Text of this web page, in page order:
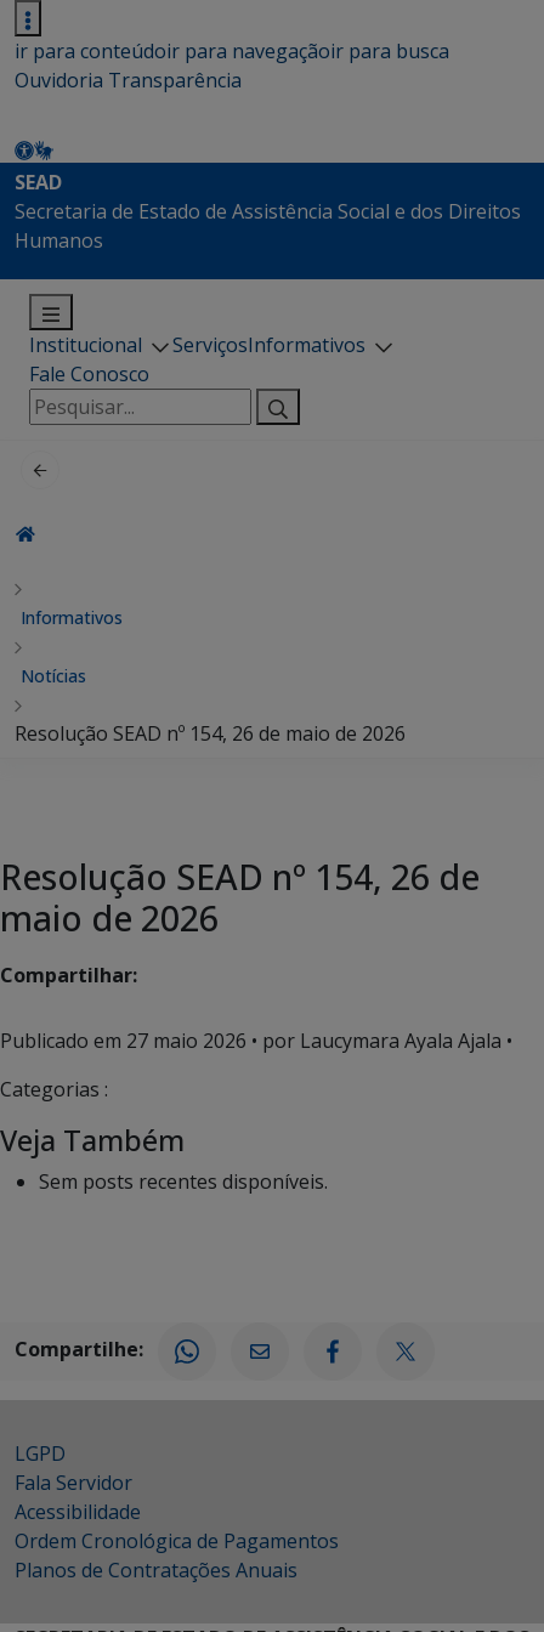
ir para conteúdoir para navegaçãoir para busca
Ouvidoria Transparência
SEAD
Secretaria de Estado de Assistência Social e dos Direitos
Humanos
Institucional ServiçosInformativos
Fale Conosco
Pesquisar
por:
Informativos
Notícias
Resolução SEAD nº 154, 26 de maio de 2026
Resolução SEAD nº 154, 26 de
maio de 2026
Compartilhar:
Publicado em 27 maio 2026 • por Laucymara Ayala Ajala •
Categorias :
Veja Também
Sem posts recentes disponíveis.
Compartilhe:
LGPD
Fala Servidor
Acessibilidade
Ordem Cronológica de Pagamentos
Planos de Contratações Anuais